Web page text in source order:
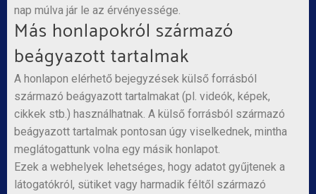
nap múlva jár le az érvényessége.
Más honlapokról származó
beágyazott tartalmak
A honlapon elérhető bejegyzések külső forrásból
származó beágyazott tartalmakat (pl. videók, képek,
cikkek stb.) használhatnak. A külső forrásból származó
beágyazott tartalmak pontosan úgy viselkednek, mintha
meglátogattunk volna egy másik honlapot.
Ezek a webhelyek lehetséges, hogy adatot gyűjtenek a
látogatókról, sütiket vagy harmadik féltől származó